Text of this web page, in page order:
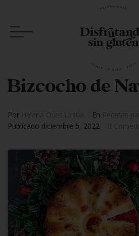
Bizcocho de
Por Helena Oses Ursua En Recetas
Publicado diciembre 5, 2022 0